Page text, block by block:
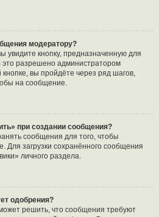
модератору?
кнопку, предназначенную для
это разрешено администратором
вы пройдёте через ряд шагов,
на сообщение.
при создании сообщения?
сообщения для того, чтобы
Для загрузки сохранённого сообщения
личного раздела.
одобрения?
решить, что сообщения требуют